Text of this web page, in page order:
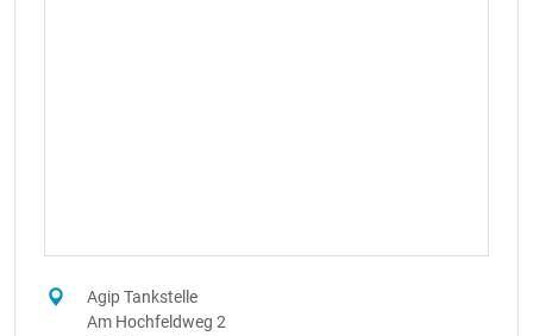
Agip Tankstelle
Am Hochfeldweg 2